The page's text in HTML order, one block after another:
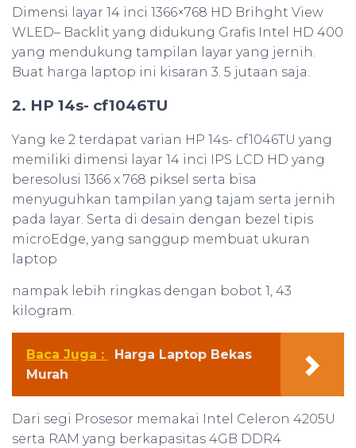
Dimensi layar 14 inci 1366×768 HD Brihght View
WLED– Backlit yang didukung Grafis Intel HD 400
yang mendukung tampilan layar yang jernih.
Buat harga laptop ini kisaran 3. 5 jutaan saja.
2. HP 14s- cf1046TU
Yang ke 2 terdapat varian HP 14s- cf1046TU yang
memiliki dimensi layar 14 inci IPS LCD HD yang
beresolusi 1366 x 768 piksel serta bisa
menyuguhkan tampilan yang tajam serta jernih
pada layar. Serta di desain dengan bezel tipis
microEdge, yang sanggup membuat ukuran
laptop
nampak lebih ringkas dengan bobot 1, 43
kilogram.
Baca Juga :
Harga Laptop Bekas
Murah
Dari segi Prosesor memakai Intel Celeron 4205U
serta RAM yang berkapasitas 4GB DDR4